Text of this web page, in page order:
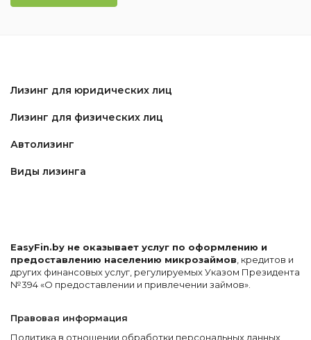
Лизинг для юридических лиц
Лизинг для физических лиц
Автолизинг
Виды лизинга
EasyFin.by не оказывает услуг по оформлению и
предоставлению населению микрозаймов , кредитов и
других финансовых услуг, регулируемых Указом Президента
№394 «О предоставлении и привлечении займов».
Правовая информация
Политика в отношении обработки персональных данных